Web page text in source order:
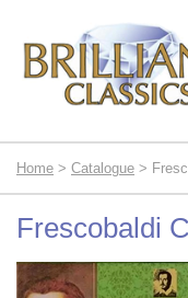
Home > Catalogue >
Frescobaldi